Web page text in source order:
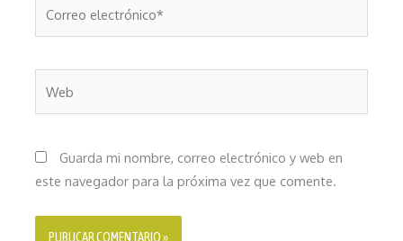
Guarda mi nombre, correo electrónico y web en
este navegador para la próxima vez que comente.